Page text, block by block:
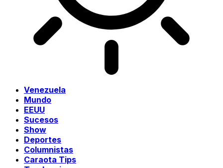
Venezuela
Mundo
EEUU
Sucesos
Show
Deportes
Columnistas
Caraota Tips